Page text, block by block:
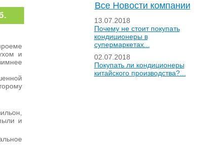
и
и
Все Новости компании
13.07.2018
Почему не стоит покупать
кондиционеры в
супермаркетах...
02.07.2018
Покупать ли кондиционеры
китайского производства?...